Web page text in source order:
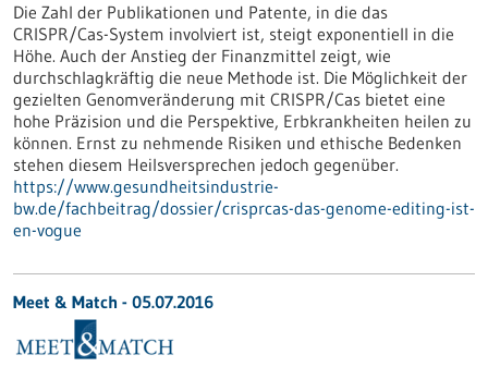
Die Zahl der Publikationen und Patente, in die das
CRISPR/Cas-System involviert ist, steigt exponentiell in die
Höhe. Auch der Anstieg der Finanzmittel zeigt, wie
durchschlagkräftig die neue Methode ist. Die Möglichkeit der
gezielten Genomveränderung mit CRISPR/Cas bietet eine
hohe Präzision und die Perspektive, Erbkrankheiten heilen zu
können. Ernst zu nehmende Risiken und ethische Bedenken
stehen diesem Heilsversprechen jedoch gegenüber.
https://www.gesundheitsindustrie-
bw.de/fachbeitrag/dossier/crisprcas-das-genome-editing-ist-
en-vogue
Meet & Match - 05.07.2016